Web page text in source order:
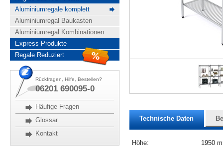
Aluminiumregale komplett
Aluminiumregal Baukasten
Aluminiumregal Kombinationen
Express-Produkte
Regale Reduziert
Rückfragen, Hilfe, Bestellen?
06201 690095-0
Häufige Fragen
Glossar
Kontakt
Technische Daten
Höhe:
1950